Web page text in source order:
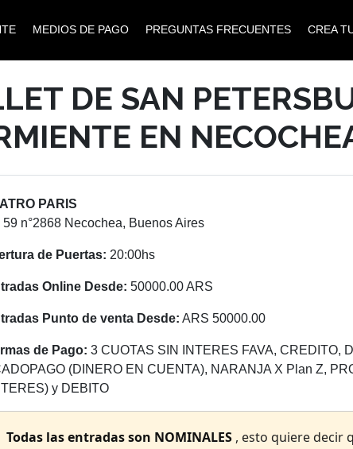
MEDIOS DE PAGO PREGUNTAS FRECUENTES CREA
DE SAN
EN
PARIS
59 n°2868 Necochea, Buenos Aires
de Puertas: 20:00hs
Online Desde: 50000.00 ARS
Punto de venta Desde: ARS 50000.00
de Pago: 3 CUOTAS SIN INTERES FAVA, CREDITO,
(DINERO EN CUENTA), NARANJA X Plan Z,
y DEBITO
Todas las entradas son NOMINALES , esto quiere decir